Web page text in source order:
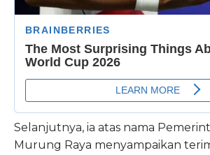
Selanjutnya, ia atas nama
Murung Raya menyampaikan